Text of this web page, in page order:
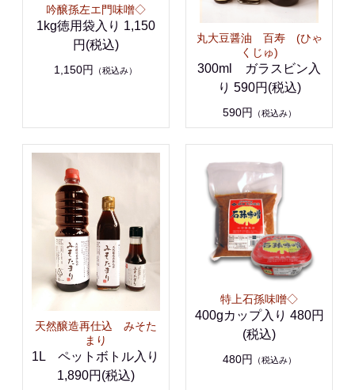
吟醸孫左エ門味噌◇
1kg徳用袋入り 1,150
円(税込)
1,150円 （税込み）
丸大豆醤油 百寿 (ひゃ
くじゅ)
300ml ガラスビン入
り 590円(税込)
590円 （税込み）
天然醸造再仕込 みそた
まり
1L ペットボトル入り
1,890円(税込)
特上石孫味噌◇
400gカップ入り 480円
(税込)
480円 （税込み）